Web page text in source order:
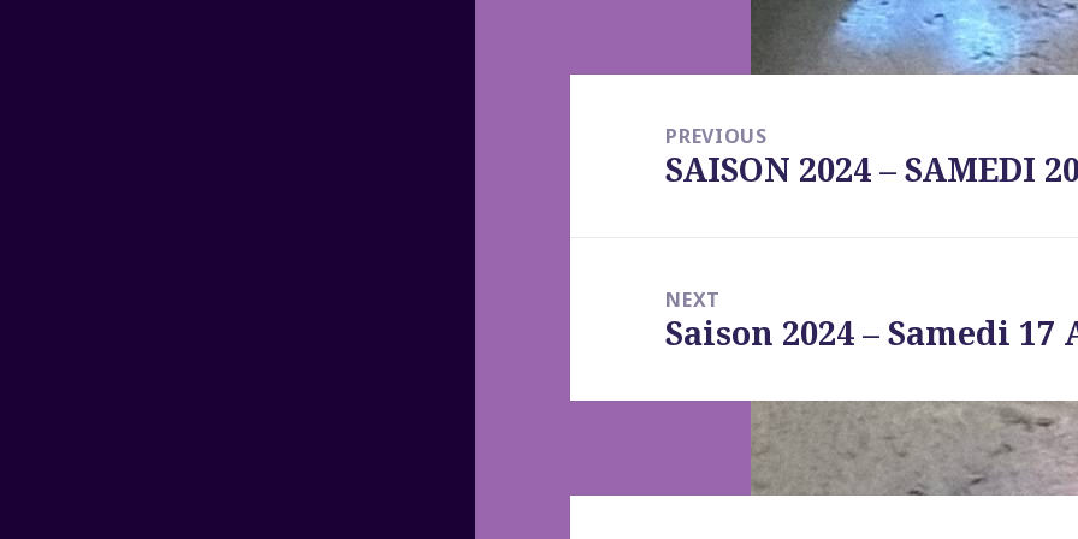
navigationPREVIOUS
Previous
SAISON 2024 – SAMEDI
NEXT
Next
Saison 2024 – Samedi 17